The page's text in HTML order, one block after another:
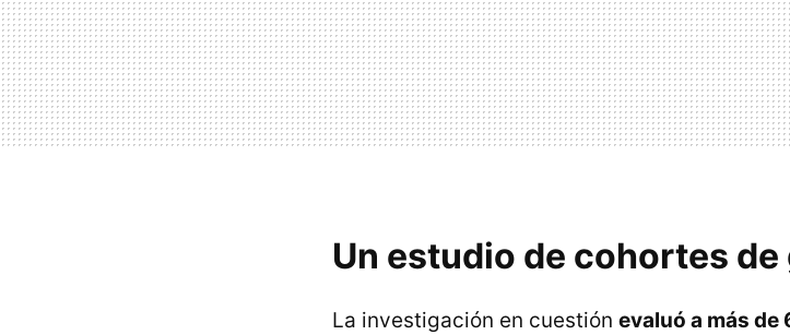
Un estudio de cohortes
La investigación en cuestión evaluó a más de